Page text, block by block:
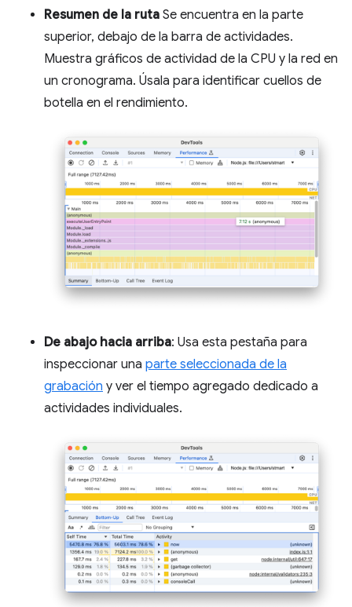
Resumen de la ruta Se encuentra en la parte
superior, debajo de la barra de actividades.
Muestra gráficos de actividad de la CPU y la red en
un cronograma. Úsala para identificar cuellos de
botella en el rendimiento.
De abajo hacia arriba: Usa esta pestaña para
inspeccionar una parte seleccionada de la
grabación y ver el tiempo agregado dedicado a
actividades individuales.